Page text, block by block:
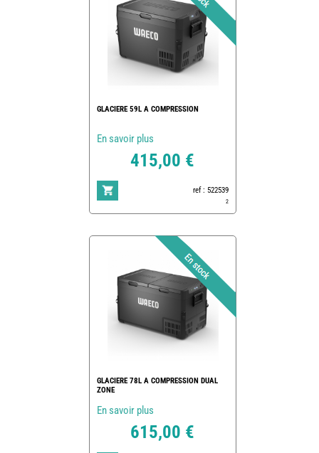
GLACIERE 59L A COMPRESSION
En savoir plus
415,00 €
ref : 522539
2
GLACIERE 78L A COMPRESSION DUAL
ZONE
En savoir plus
615,00 €